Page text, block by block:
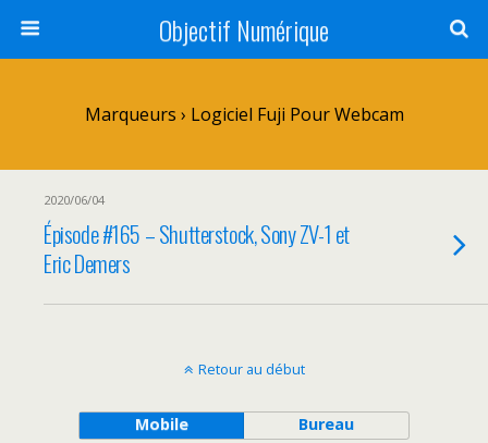
Objectif Numérique
Marqueurs › Logiciel Fuji Pour Webcam
2020/06/04
Épisode #165 – Shutterstock, Sony ZV-1 et
Eric Demers
Retour au début
Mobile Bureau